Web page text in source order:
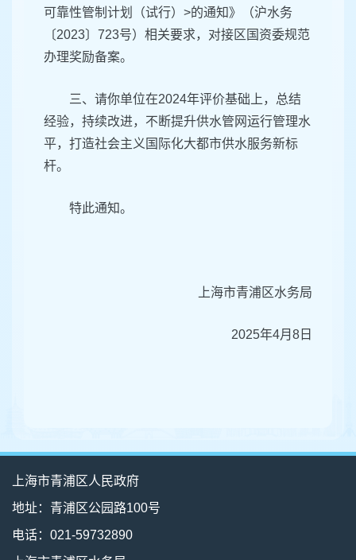
可靠性管制计划（试行）>的通知》（沪水务
〔2023〕723号）相关要求，对接区国资委规范
办理奖励备案。
三、请你单位在2024年评价基础上，总结
经验，持续改进，不断提升供水管网运行管理水
平，打造社会主义国际化大都市供水服务新标
杆。
特此通知。
上海市青浦区水务局
2025年4月8日
上海市青浦区人民政府
地址：青浦区公园路100号
电话：021-59732890